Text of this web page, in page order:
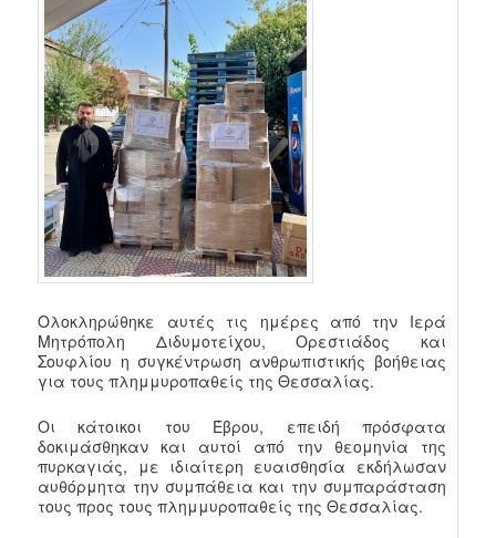
Ολοκληρώθηκε αυτές τις ημέρες από την Ιερά
Μητρόπολη Διδυμοτείχου, Ορεστιάδος και
Σουφλίου η συγκέντρωση ανθρωπιστικής βοήθειας
για τους πλημμυροπαθείς της Θεσσαλίας.
Οι κάτοικοι του Έβρου, επειδή πρόσφατα
δοκιμάσθηκαν και αυτοί από την θεομηνία της
πυρκαγιάς, με ιδιαίτερη ευαισθησία εκδήλωσαν
αυθόρμητα την συμπάθεια και την συμπαράσταση
τους προς τους πλημμυροπαθείς της Θεσσαλίας.